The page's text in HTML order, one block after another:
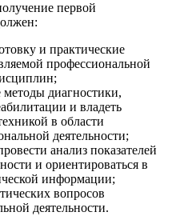
первой
и практические
профессиональной
методы диагностики,
и владеть
в области
деятельности;
анализ показателей
и ориентироваться в
информации;
вопросов
деятельности.